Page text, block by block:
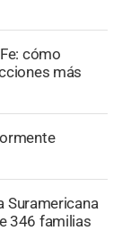
cómo
más
Suramericana
346 familias